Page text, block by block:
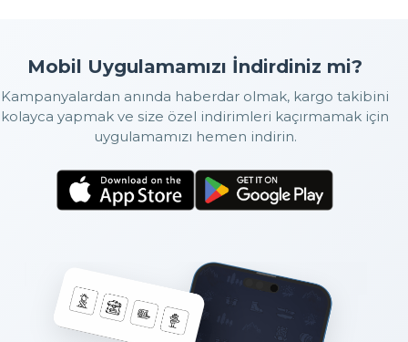
Mobil Uygulamamızı İndirdiniz mi?
Kampanyalardan anında haberdar olmak, kargo takibini
kolayca yapmak ve size özel indirimleri kaçırmamak için
uygulamamızı hemen indirin.